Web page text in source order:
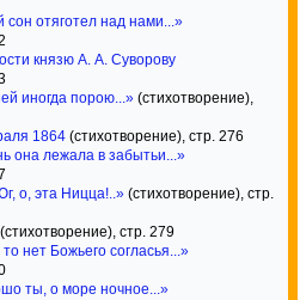
отяготел над нами...»
князю А. А. Суворову
иногда порою...» (стихотворение),
1864 (стихотворение), стр. 276
она лежала в забытьи...»
о, эта Ницца!..» (стихотворение), стр.
(стихотворение), стр. 279
нет Божьего согласья...»
ты, о море ночное...»